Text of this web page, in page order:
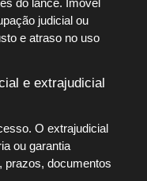
judicial ou
e atraso no uso
e extrajudicial
O extrajudicial
ou garantia
prazos, documentos